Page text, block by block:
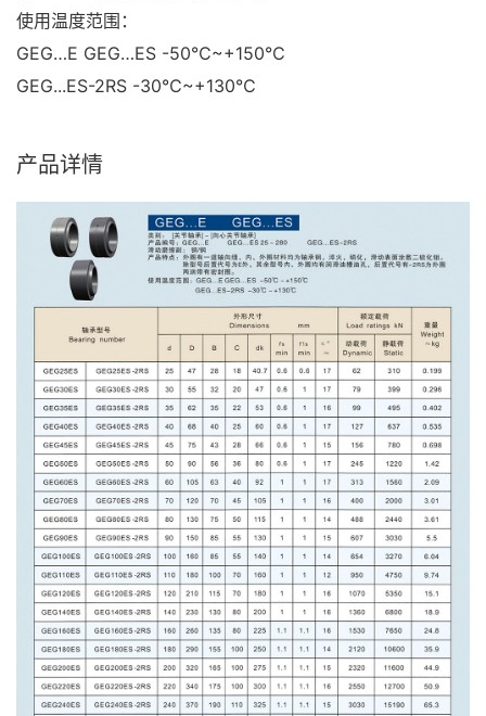
使用温度范围：
GEG…E GEG…ES -50℃~+150℃
GEG...ES-2RS -30℃~+130℃
产品详情